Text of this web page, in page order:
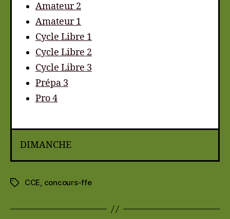
Amateur 2
Amateur 1
Cycle Libre 1
Cycle Libre 2
Cycle Libre 3
Prépa 3
Pro 4
DIMANCHE
Étiquettes
CCE, concours-ffe